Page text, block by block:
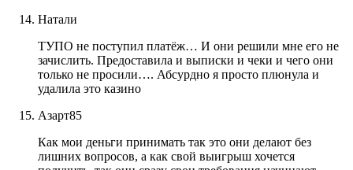
Натали
ТУПО не поступил платёж… И они решили мне его не
зачислить. Предоставила и выписки и чеки и чего они
только не просили…. Абсурдно я просто плюнула и
удалила это казино
Азарт85
Как мои деньги принимать так это они делают без
лишних вопросов, а как свой выигрыш хочется